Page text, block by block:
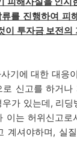
를 진행하여 피
이 투자금 보전의
기에 대한 대응
신고를 하거나
가 있는데, 리
이는 허위신고로
계셔야하며, 실